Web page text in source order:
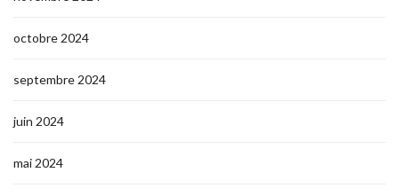
octobre 2024
septembre 2024
juin 2024
mai 2024